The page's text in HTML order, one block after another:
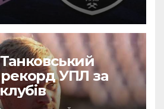
УПЛ за